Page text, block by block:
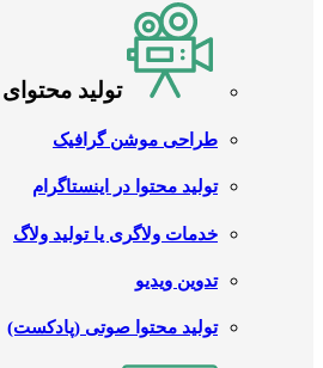
تولید
طراحی موشن گرافیک
تولید محتوا در اینستاگرام
خدمات ولاگری یا تولید ولاگ
تدوین ویدیو
تولید محتوا صوتی (پادکست)